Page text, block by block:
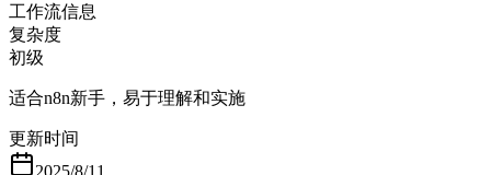
工作流信息
复杂度
初级
适合n8n新手，易于理解和实施
更新时间
2025/8/11